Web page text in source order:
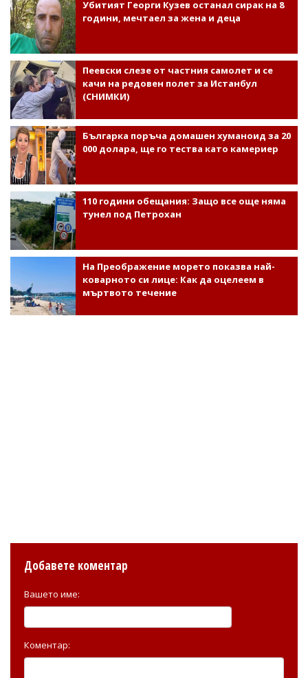
Убитият Георги Кузев останал сирак на 8
години, мечтаел за жена и деца
Пеевски слезе от частния самолет и се
качи на редовен полет за Истанбул
(СНИМКИ)
Българка поръча домашен хуманоид за 20
000 долара, ще го тества като камериер
110 години обещания: Защо все още няма
тунел под Петрохан
На Преображение морето показва най-
коварното си лице: Как да оцелеем в
мъртвото течение
Добавете коментар
Вашето име:
Коментар: